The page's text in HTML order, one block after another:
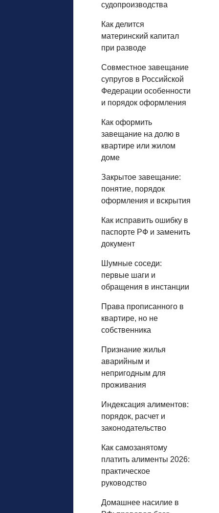
судопроизводства
Как делится
материнский капитал
при разводе
Совместное завещание
супругов в Российской
Федерации особенности
и порядок оформления
Как оформить
завещание на долю в
квартире или жилом
доме
Закрытое завещание:
понятие, порядок
оформления и вскрытия
Как исправить ошибку в
паспорте РФ и заменить
документ
Шумные соседи:
первые шаги и
обращения в инстанции
Права прописанного в
квартире, но не
собственника
Признание жилья
аварийным и
непригодным для
проживания
Индексация алиментов:
порядок, расчет и
законодательство
Как самозанятому
платить алименты 2026:
практическое
руководство
Домашнее насилие в